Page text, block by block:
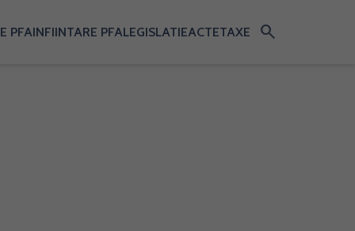
PFAINFIINTARE PFALEGISLATIEACTETAXE search